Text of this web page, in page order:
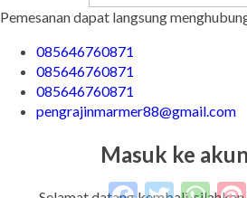
FacebookTwitter
Pemesanan dapat langsung
085646760871
085646760871
085646760871
Masuk ke akun